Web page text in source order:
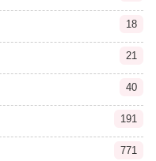
18
21
40
191
771